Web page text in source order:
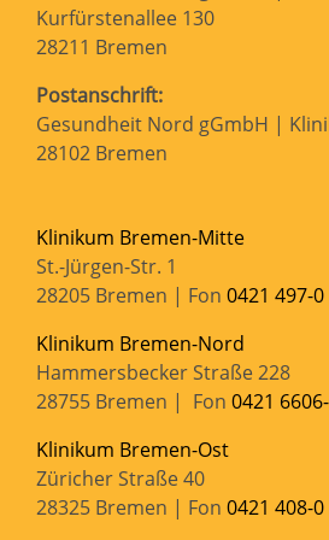
Kurfürstenallee 130
28211 Bremen
Postanschrift:
Gesundheit Nord gGmbH |
28102 Bremen
Klinikum Bremen-Mitte
St.-Jürgen-Str. 1
28205 Bremen | Fon 0421 497-0
Klinikum Bremen-Nord
Hammersbecker Straße 228
28755 Bremen | Fon 0421
Klinikum Bremen-Ost
Züricher Straße 40
28325 Bremen | Fon 0421 408-0